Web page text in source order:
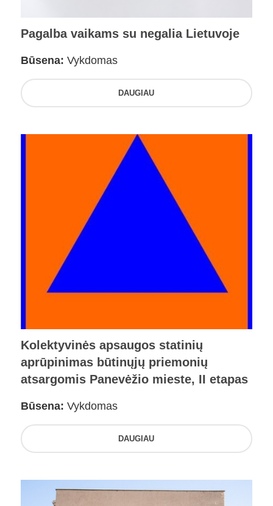
Pagalba vaikams su negalia Lietuvoje
Būsena: Vykdomas
DAUGIAU
Kolektyvinės apsaugos statinių
aprūpinimas būtinųjų priemonių
atsargomis Panevėžio mieste, II etapas
Būsena: Vykdomas
DAUGIAU